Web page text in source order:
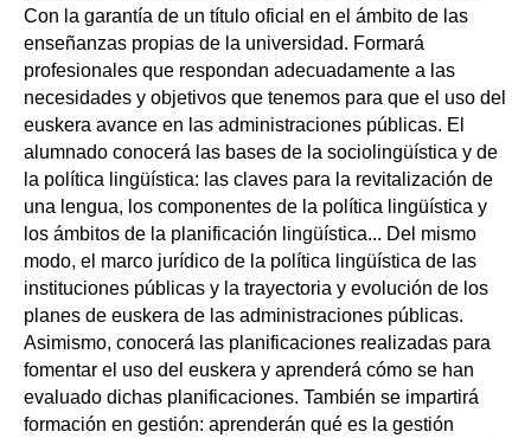
Con la garantía de un título oficial en el ámbito de las
enseñanzas propias de la universidad. Formará
profesionales que respondan adecuadamente a las
necesidades y objetivos que tenemos para que el uso del
euskera avance en las administraciones públicas. El
alumnado conocerá las bases de la sociolingüística y de
la política lingüística: las claves para la revitalización de
una lengua, los componentes de la política lingüística y
los ámbitos de la planificación lingüística... Del mismo
modo, el marco jurídico de la política lingüística de las
instituciones públicas y la trayectoria y evolución de los
planes de euskera de las administraciones públicas.
Asimismo, conocerá las planificaciones realizadas para
fomentar el uso del euskera y aprenderá cómo se han
evaluado dichas planificaciones. También se impartirá
formación en gestión: aprenderán qué es la gestión